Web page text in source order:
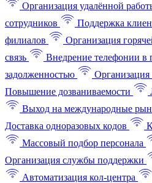
Организация удалённой
сотрудников
Поддержка
филиалов
Организация
связь
Внедрение телефонии в
задолженностью
Организация
Повышение дозваниваемости
Выход на международные
Доставка одноразовых кодов
Массовый подбор персонала
Организация службы поддержки
Автоматизация кол-центра